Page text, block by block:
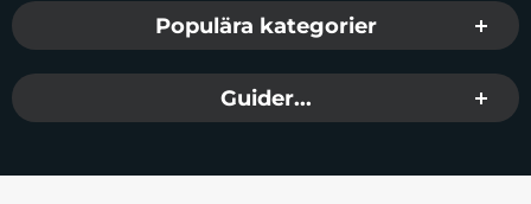
Populära kategorier
Guider...